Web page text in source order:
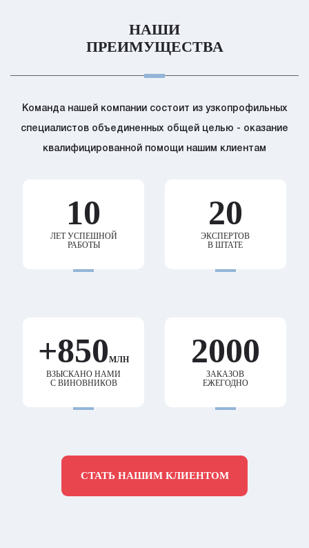
НАШИ
ПРЕИМУЩЕСТВА
Команда нашей компании состоит из узкопрофильных
специалистов объединенных общей целью - оказание
квалифицированной помощи нашим клиентам
10
ЛЕТ УСПЕШНОЙ
РАБОТЫ
20
ЭКСПЕРТОВ
В ШТАТЕ
+850МЛН
ВЗЫСКАНО НАМИ
С ВИНОВНИКОВ
2000
ЗАКАЗОВ
ЕЖЕГОДНО
СТАТЬ НАШИМ КЛИЕНТОМ